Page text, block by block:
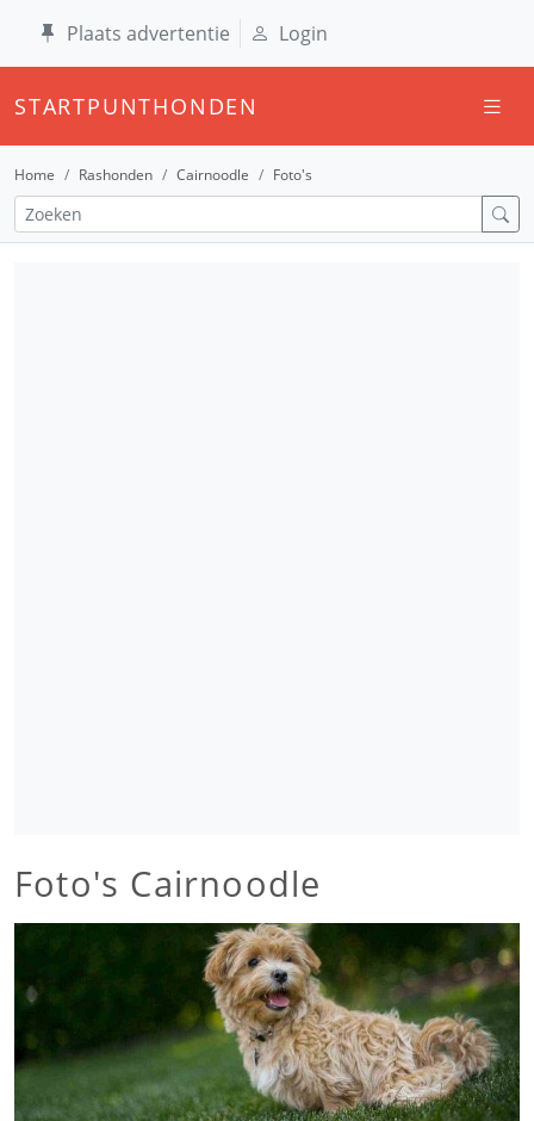
Plaats advertentie Login
STARTPUNTHONDEN
Home Rashonden Cairnoodle Foto's
Foto's Cairnoodle